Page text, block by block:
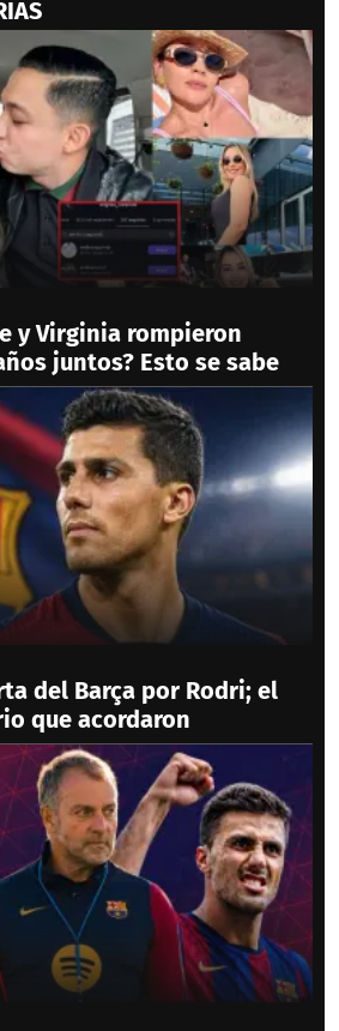
y Virginia rompieron
juntos? Esto se sabe
del Barça por Rodri; el
que acordaron